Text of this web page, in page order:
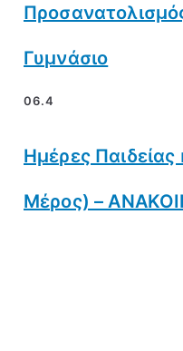
Γυμνάσιο
06.4
Ημέρες Παιδείας
Μέρος) –